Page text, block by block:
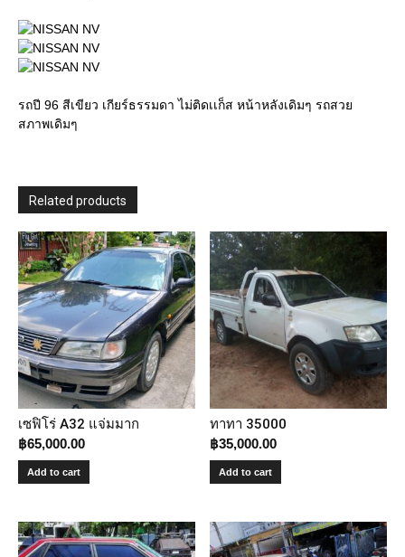
รถปี 96 สีเขียว เกียร์ธรรมดา ไม่ติดเเก็ส หน้าหลังเดิมๆ รถสวย
สภาพเดิมๆ
Related products
เซฟิโร่ A32 แจ่มมาก
฿65,000.00
Add to cart
ทาทา 35000
฿35,000.00
Add to cart